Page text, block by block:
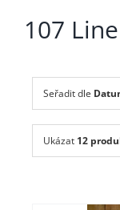
107
Seřadit dle
Ukázat 12